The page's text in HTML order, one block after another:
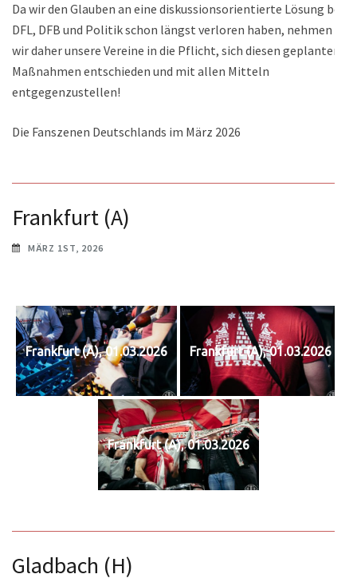
Da wir den Glauben an eine diskussionsorientierte Lösung bei
DFL, DFB und Politik schon längst verloren haben, nehmen
wir daher unsere Vereine in die Pflicht, sich diesen geplanten
Maßnahmen entschieden und mit allen Mitteln
entgegenzustellen!
Die Fanszenen Deutschlands im März 2026
Frankfurt (A)
MÄRZ 1ST, 2026
Frankfurt (A), 01.03.2026 Frankfurt (A), 01.03.2026
Frankfurt (A), 01.03.2026
Gladbach (H)